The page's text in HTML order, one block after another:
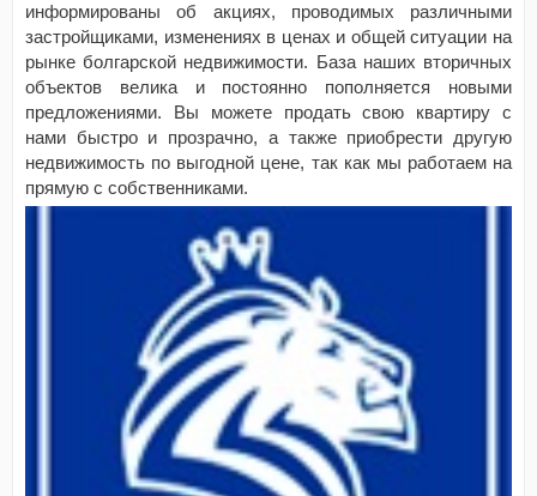
информированы об акциях, проводимых различными
застройщиками, изменениях в ценах и общей ситуации на
рынке болгарской недвижимости. База наших вторичных
объектов велика и постоянно пополняется новыми
предложениями. Вы можете продать свою квартиру с
нами быстро и прозрачно, а также приобрести другую
недвижимость по выгодной цене, так как мы работаем на
прямую с собственниками.